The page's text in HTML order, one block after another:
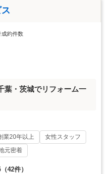
成約件数
・茨城でリフォーム一
業20年以上
女性スタッフ
元密着
（42件）